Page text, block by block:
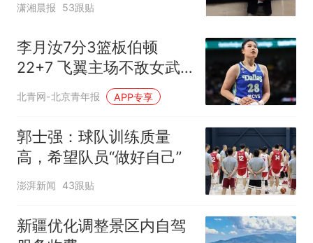
潇湘晨报 53跟贴
李月汝7分3篮板伯顿
22+7 飞翼主场不敌女武
神
北青网-北京青年报 APP专享
郭士强：球队训练质量
高，希望队员“做好自己”
澎湃新闻 43跟贴
新疆优化调整景区内自驾